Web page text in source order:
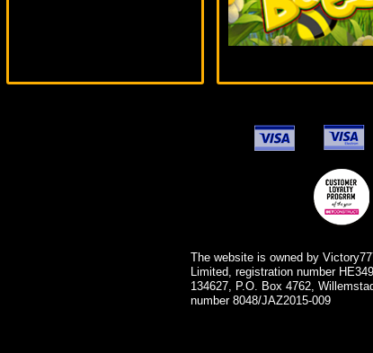
The website is owned by
Limited, registration number
134627, P.O. Box 4762,
number 8048/JAZ2015-009